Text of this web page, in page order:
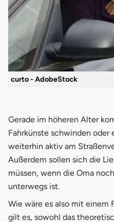
curto - AdobeStock
Gerade im höheren Alter
Fahrkünste schwinden
weiterhin aktiv am
Außerdem sollen sich die
müssen, wenn die Oma
unterwegs ist.
Wie wäre es also mit einem
gilt es, sowohl das